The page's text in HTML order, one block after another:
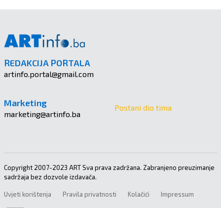
REDAKCIJA PORTALA
artinfo.portal@gmail.com
Marketing
marketing@artinfo.ba
Postani dio tima
Copyright 2007-2023 ART Sva prava zadržana. Zabranjeno preuzimanje
sadržaja bez dozvole izdavača.
Uvjeti korištenja Pravila privatnosti Kolačići Impressum